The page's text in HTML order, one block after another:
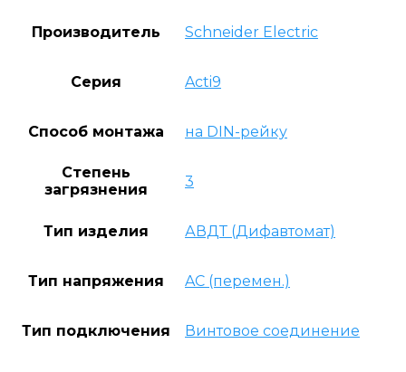
Производитель Schneider Electric
Серия Acti9
Способ монтажа на DIN-рейку
Степень
загрязнения
3
Тип изделия АВДТ (Дифавтомат)
Тип напряжения AC (перемен.)
Тип подключения Винтовое соединение